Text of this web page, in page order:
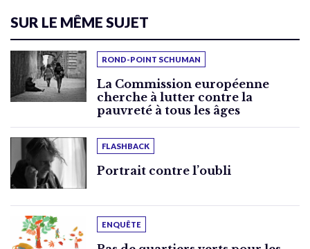
SUR LE MÊME SUJET
ROND-POINT SCHUMAN
La Commission européenne
cherche à lutter contre la
pauvreté à tous les âges
FLASHBACK
Portrait contre l’oubli
ENQUÊTE